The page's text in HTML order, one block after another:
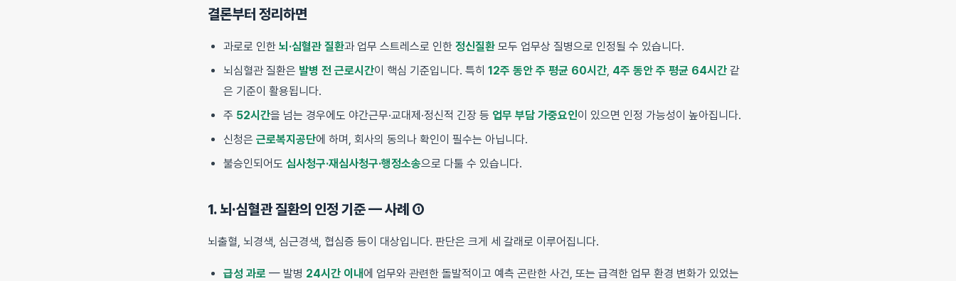
결론부터 정리하면
과로로 인한 뇌·심혈관 질환과 업무 스트레스로 인한 정신질환 모두 업무상 질병으로 인정될 수 있습니다.
뇌심혈관 질환은 발병 전 근로시간이 핵심 기준입니다. 특히 12주 동안 주 평균 60시간, 4주 동안 주 평균 64시간 같
은 기준이 활용됩니다.
주 52시간을 넘는 경우에도 야간근무·교대제·정신적 긴장 등 업무 부담 가중요인이 있으면 인정 가능성이 높아집니다.
신청은 근로복지공단에 하며, 회사의 동의나 확인이 필수는 아닙니다.
불승인되어도 심사청구·재심사청구·행정소송으로 다툴 수 있습니다.
1. 뇌·심혈관 질환의 인정 기준 — 사례 ①
뇌출혈, 뇌경색, 심근경색, 협심증 등이 대상입니다. 판단은 크게 세 갈래로 이루어집니다.
급성 과로 — 발병 24시간 이내에 업무와 관련한 돌발적이고 예측 곤란한 사건, 또는 급격한 업무 환경 변화가 있었는